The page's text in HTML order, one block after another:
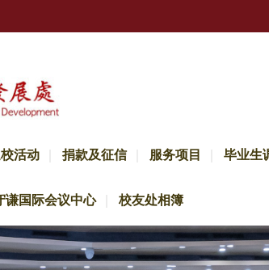
活动 捐款及征信 服务项目 毕业生
谦国际会议中心 校友处相簿